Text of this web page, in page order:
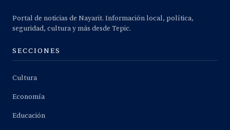
Portal de noticias de Nayarit. Información local, política,
seguridad, cultura y más desde Tepic.
SECCIONES
Cultura
Economía
Educación